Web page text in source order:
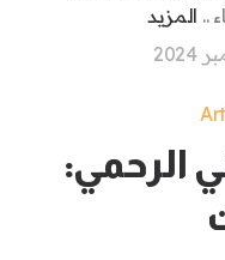
.. المزيد
الرحمي: